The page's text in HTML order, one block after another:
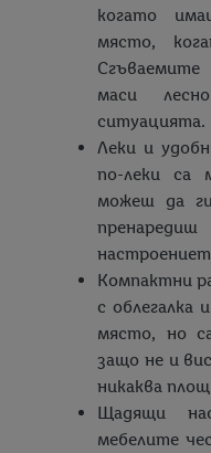
когато
място,
маси
ситуацията.
Леки и
по-леки са
можеш да
Компактни
с облегалка
място, но
защо не и
никаква
Щадящи
мебелите